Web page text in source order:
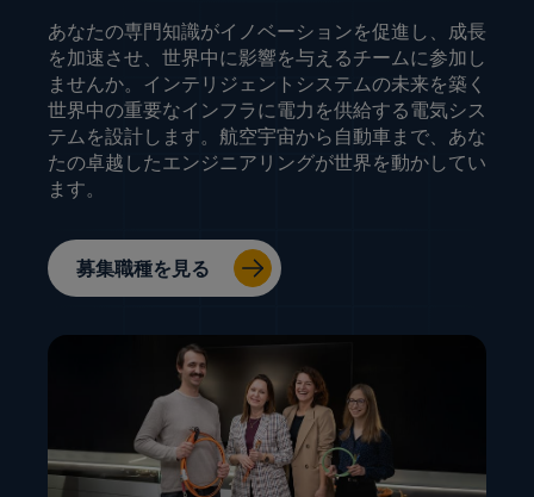
あなたの専門知識がイノベーションを促進し、成長
を加速させ、世界中に影響を与えるチームに参加し
ませんか。インテリジェントシステムの未来を築く
世界中の重要なインフラに電力を供給する電気シス
テムを設計します。航空宇宙から自動車まで、あな
たの卓越したエンジニアリングが世界を動かしてい
ます。
募集職種を見る